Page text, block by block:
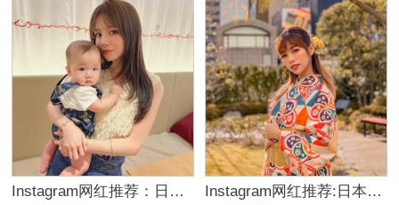
Instagram网红推荐：日本母婴家庭育儿类红人资源 Instagram网红推荐:日本生活旅行类博主达人